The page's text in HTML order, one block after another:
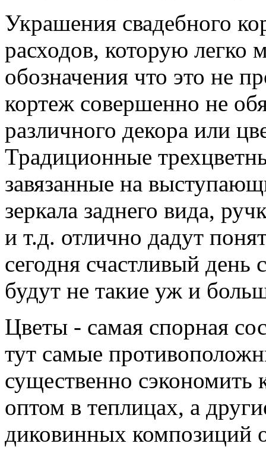
Украшения свадебного
расходов, которую легко
обозначения что это не
кортеж совершенно не
различного декора или
Традиционные
завязанные на
зеркала заднего вида,
и т.д. отлично дадут
сегодня счастливый день
будут не такие уж и
Цветы - самая спорная
тут самые
существенно сэкономить
оптом в теплицах, а
диковинных композиций